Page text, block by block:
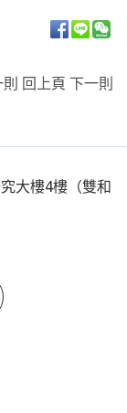
則 回上頁 下一則
大樓4樓（雙和